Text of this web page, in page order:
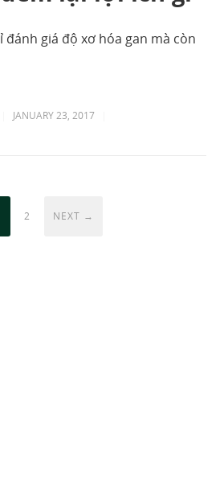
đánh giá độ xơ hóa gan mà còn
JANUARY 23, 2017
2 NEXT →